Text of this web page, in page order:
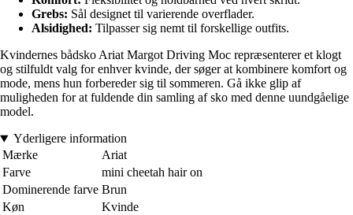
Grebs: Sål designet til varierende overflader.
Alsidighed: Tilpasser sig nemt til forskellige outfits.
Kvindernes bådsko Ariat Margot Driving Moc repræsenterer et klogt
og stilfuldt valg for enhver kvinde, der søger at kombinere komfort og
mode, mens hun forbereder sig til sommeren. Gå ikke glip af
muligheden for at fuldende din samling af sko med denne uundgåelige
model.
Yderligere information
Mærke
Ariat
Farve
mini cheetah hair on
Dominerende farve Brun
Køn
Kvinde